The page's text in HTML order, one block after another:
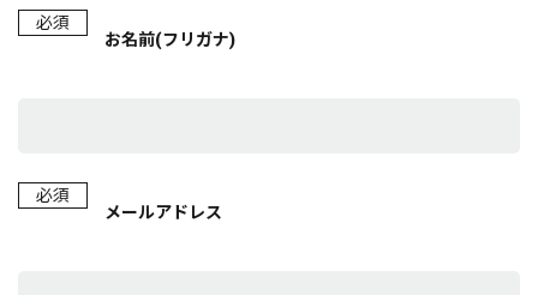
必須
お名前(フリガナ)
必須
メールアドレス